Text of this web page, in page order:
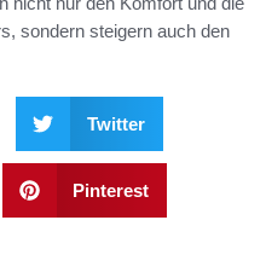
sondern steigern auch den
Twitter
Pinterest